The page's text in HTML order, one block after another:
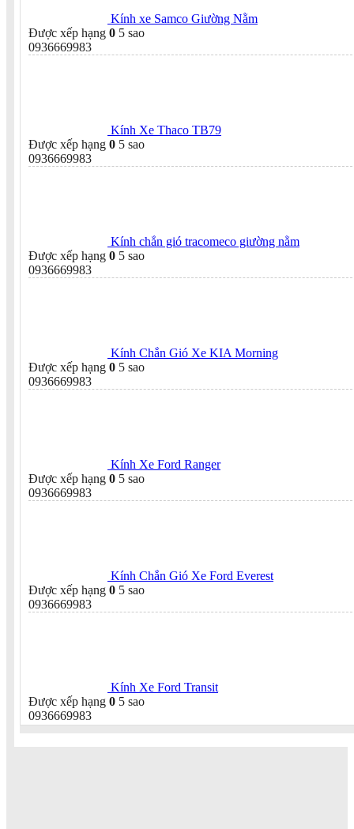
Kính xe Samco Giường Nằm
Được xếp hạng 0 5 sao
0936669983
Kính Xe Thaco TB79
Được xếp hạng 0 5 sao
0936669983
Kính chắn gió tracomeco giường nằm
Được xếp hạng 0 5 sao
0936669983
Kính Chắn Gió Xe KIA Morning
Được xếp hạng 0 5 sao
0936669983
Kính Xe Ford Ranger
Được xếp hạng 0 5 sao
0936669983
Kính Chắn Gió Xe Ford Everest
Được xếp hạng 0 5 sao
0936669983
Kính Xe Ford Transit
Được xếp hạng 0 5 sao
0936669983